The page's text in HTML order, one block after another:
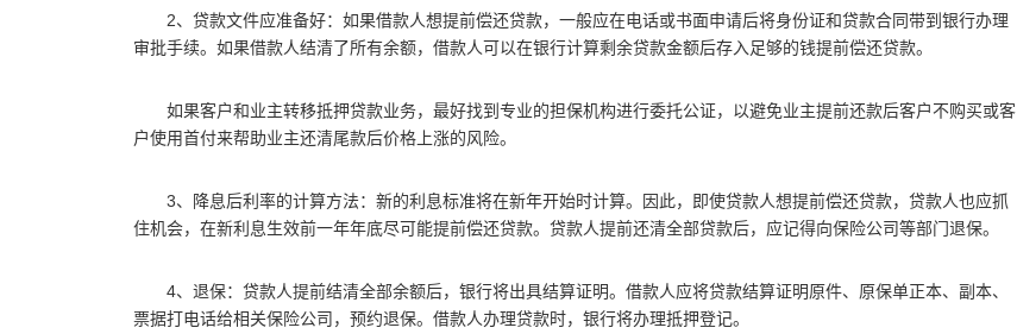
2、贷款文件应准备好：如果借款人想提前偿还贷款，一般应在电话或书面申请后将身份证和贷款合同带到银行办理
审批手续。如果借款人结清了所有余额，借款人可以在银行计算剩余贷款金额后存入足够的钱提前偿还贷款。
如果客户和业主转移抵押贷款业务，最好找到专业的担保机构进行委托公证，以避免业主提前还款后客户不购买或客
户使用首付来帮助业主还清尾款后价格上涨的风险。
3、降息后利率的计算方法：新的利息标准将在新年开始时计算。因此，即使贷款人想提前偿还贷款，贷款人也应抓
住机会，在新利息生效前一年年底尽可能提前偿还贷款。贷款人提前还清全部贷款后，应记得向保险公司等部门退保。
4、退保：贷款人提前结清全部余额后，银行将出具结算证明。借款人应将贷款结算证明原件、原保单正本、副本、
票据打电话给相关保险公司，预约退保。借款人办理贷款时，银行将办理抵押登记。